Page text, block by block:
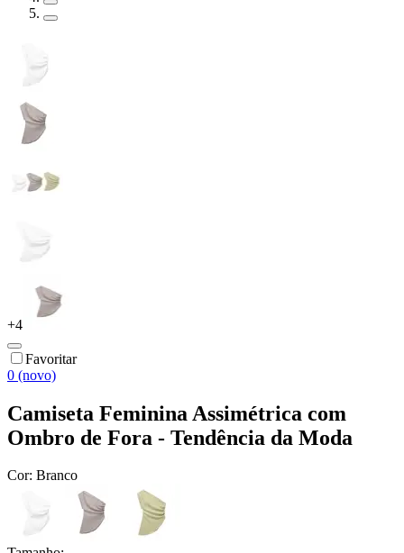
+4
Favoritar
0 (novo)
Camiseta Feminina Assimétrica com
Ombro de Fora - Tendência da Moda
Cor: Branco